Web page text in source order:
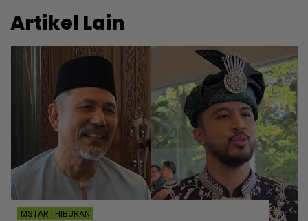
Artikel Lain
MSTAR | HIBURAN